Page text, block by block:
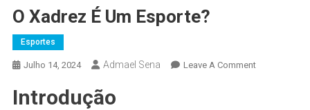
O Xadrez É Um Esporte?
Esportes
Julho 14, 2024 Admael Sena Leave A CommentOn
Introdução